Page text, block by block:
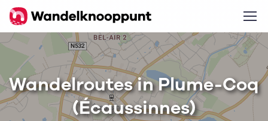
Wandelroutes in Plume-Coq
(Écaussinnes)